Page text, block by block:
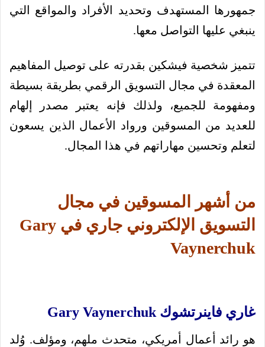
جمهورها المستهدف وتحديد الأفراد والمواقع التي
ينبغي عليها التواصل معها.
تتميز شخصية فيشكين بقدرته على توصيل المفاهيم
المعقدة في مجال التسويق الرقمي بطريقة بسيطة
ومفهومة للجميع، ولذلك فإنه يعتبر مصدر إلهام
للعديد من المسوقين ورواد الأعمال الذين يسعون
لتعلم وتحسين مهاراتهم في هذا المجال.
من أشهر المسوقين في مجال
التسويق الإلكتروني جاري في Gary
Vaynerchuk
غاري فاينرتشوك Gary Vaynerchuk
هو رائد أعمال أمريكي، متحدث ملهم، ومؤلف. وُلد